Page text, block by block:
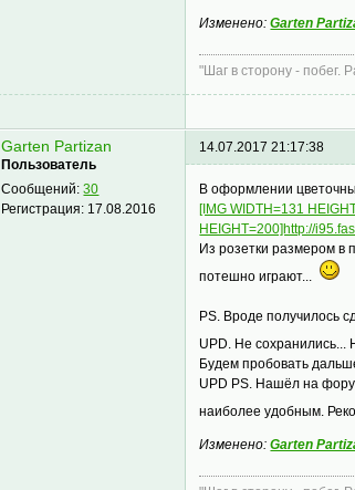
Изменено:Garten
"Шаг в сторону - побег.
Garten Partizan
Пользователь
Сообщений:30
Регистрация: 17.08.2016
14.07.2017 21:17:38
В оформлении
[IMG WIDTH=131
HEIGHT=200]http://
Из розетки размером в
потешно играют...
PS. Вроде получилось
UPD. Не сохранились...
Будем пробовать
UPD PS. Нашёл на
наиболее удобным.
Изменено:Garten